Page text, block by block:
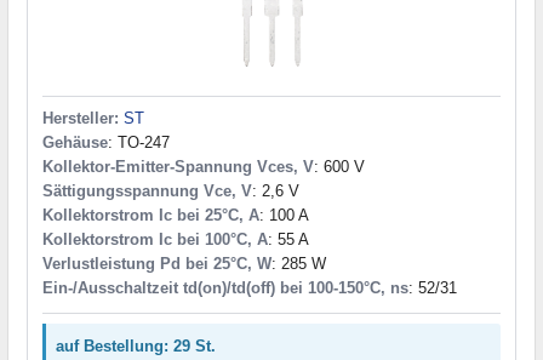
Hersteller: ST
Gehäuse: TO-247
Kollektor-Emitter-Spannung Vces, V: 600 V
Sättigungsspannung Vce, V: 2,6 V
Kollektorstrom Ic bei 25°C, A: 100 A
Kollektorstrom Ic bei 100°C, A: 55 A
Verlustleistung Pd bei 25°C, W: 285 W
Ein-/Ausschaltzeit td(on)/td(off) bei 100-150°C, ns: 52/31
auf Bestellung: 29 St.